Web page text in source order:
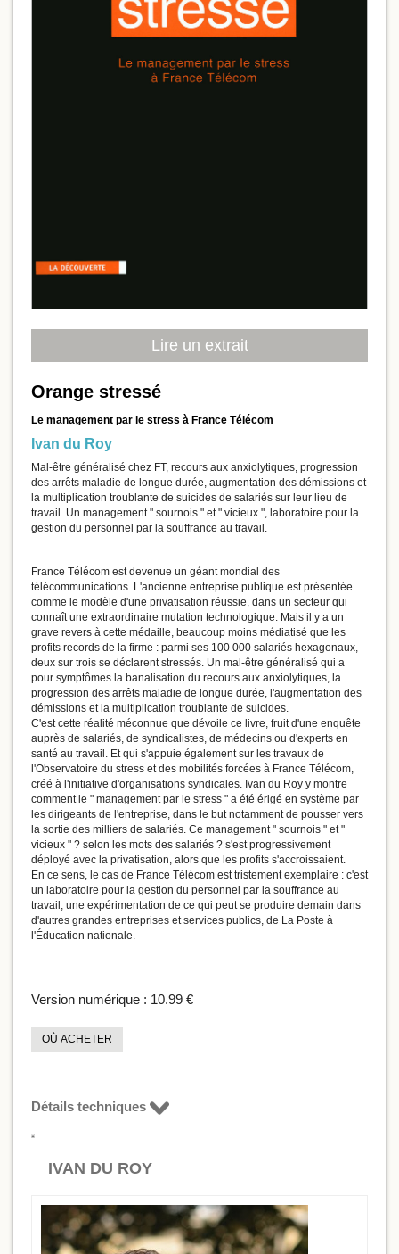
Lire un extrait
Orange stressé
Le management par le stress à France Télécom
Ivan du Roy
Mal-être généralisé chez FT, recours aux anxiolytiques, progression
des arrêts maladie de longue durée, augmentation des démissions et
la multiplication troublante de suicides de salariés sur leur lieu de
travail. Un management " sournois " et " vicieux ", laboratoire pour la
gestion du personnel par la souffrance au travail.
France Télécom est devenue un géant mondial des
télécommunications. L'ancienne entreprise publique est présentée
comme le modèle d'une privatisation réussie, dans un secteur qui
connaît une extraordinaire mutation technologique. Mais il y a un
grave revers à cette médaille, beaucoup moins médiatisé que les
profits records de la firme : parmi ses 100 000 salariés hexagonaux,
deux sur trois se déclarent stressés. Un mal-être généralisé qui a
pour symptômes la banalisation du recours aux anxiolytiques, la
progression des arrêts maladie de longue durée, l'augmentation des
démissions et la multiplication troublante de suicides.
C'est cette réalité méconnue que dévoile ce livre, fruit d'une enquête
auprès de salariés, de syndicalistes, de médecins ou d'experts en
santé au travail. Et qui s'appuie également sur les travaux de
l'Observatoire du stress et des mobilités forcées à France Télécom,
créé à l'initiative d'organisations syndicales. Ivan du Roy y montre
comment le " management par le stress " a été érigé en système par
les dirigeants de l'entreprise, dans le but notamment de pousser vers
la sortie des milliers de salariés. Ce management " sournois " et "
vicieux " ? selon les mots des salariés ? s'est progressivement
déployé avec la privatisation, alors que les profits s'accroissaient.
En ce sens, le cas de France Télécom est tristement exemplaire : c'est
un laboratoire pour la gestion du personnel par la souffrance au
travail, une expérimentation de ce qui peut se produire demain dans
d'autres grandes entreprises et services publics, de La Poste à
l'Éducation nationale.
Version numérique : 10.99 €
OÙ ACHETER
Détails techniques
IVAN DU ROY